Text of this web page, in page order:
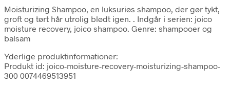
Moisturizing Shampoo, en luksuriøs shampoo, der gør tykt,
groft og tørt hår utrolig blødt igen. . Indgår i serien: joico
moisture recovery, joico shampoo. Genre: shampooer og
balsam
Yderlige produktinformationer:
Produkt id: joico-moisture-recovery-moisturizing-shampoo-
300 0074469513951